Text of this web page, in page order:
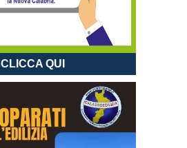
CLICCA QUI